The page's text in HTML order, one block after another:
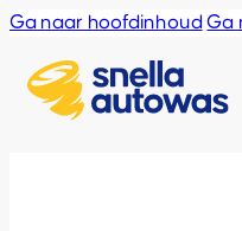
Ga naar hoofdinhoud Ga